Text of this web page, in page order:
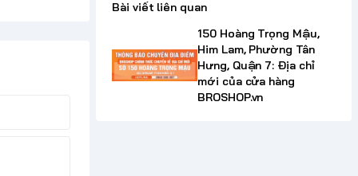
Bài viết liên quan
150 Hoàng Trọng Mậu,
Him Lam, Phường Tân
Hưng, Quận 7: Địa chỉ
mới của cửa hàng
BROSHOP.vn